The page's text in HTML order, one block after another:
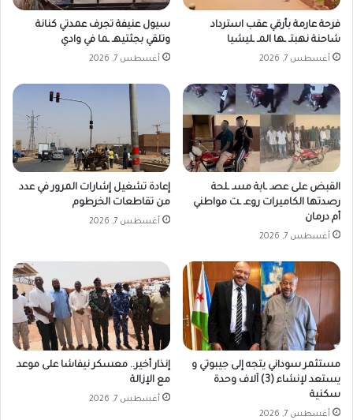
فرحة عارمة بأرقي عقب استرداد
شاحنة نهبتـ ـها المـ ـليشيا
أغسطس 7, 2026
سيول عنيفة تجرف عمدتي كنانة
وتلقي بجثتيهـ ـما في وادي
أغسطس 7, 2026
القبض على عصـ ـابة مسـ ـلحة
رصدتها الكاميرات روعـ ـت مواطني
أم درمان
أغسطس 7, 2026
إعادة تشغيل إشارات المرور في عدد
من تقاطعات الخرطوم
أغسطس 7, 2026
مستثمر سوداني يتجه إلى جيبوتي و
يستعد لإنشاء (3) آلاف وحدة
سكنية
أغسطس 7, 2026
إنذار أخير.. معسكر نيفاشا على موعد
مع الإزالة
أغسطس 7, 2026